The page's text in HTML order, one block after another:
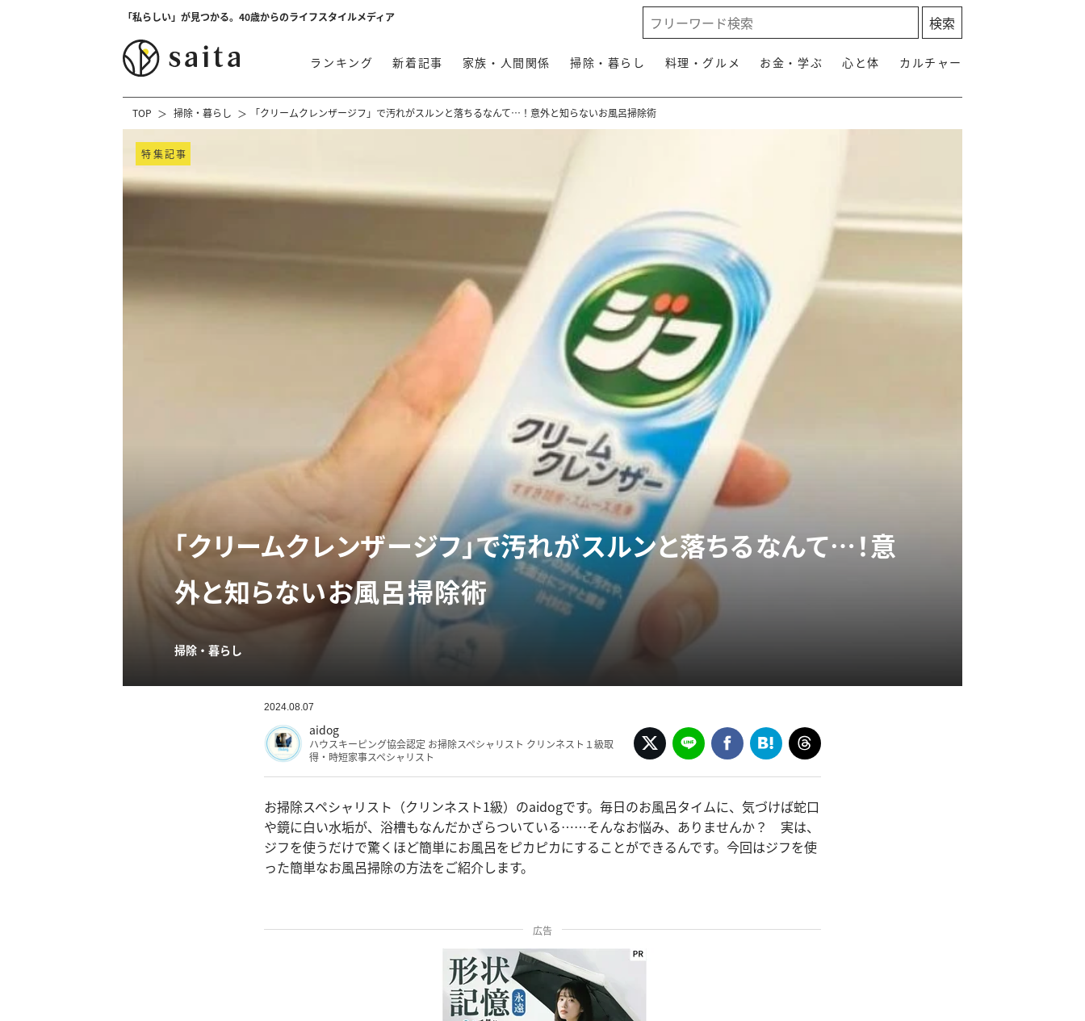
「私らしい」が見つかる。40歳からのライフスタイルメディア
ランキング 新着記事 家族・人間関係 掃除・暮らし 料理・グルメ お金・学ぶ 心と体 カルチャー
TOP 掃除・暮らし 「クリームクレンザージフ」で汚れがスルンと落ちるなんて…！意外と知らないお風呂掃除術
特集記事
「クリームクレンザージフ」で汚れがスルンと落ちるなんて…！意
外と知らないお風呂掃除術
掃除・暮らし
2024.08.07
aidog
ハウスキーピング協会認定 お掃除スペシャリスト クリンネスト１級取
得・時短家事スペシャリスト
お掃除スペシャリスト（クリンネスト1級）のaidogです。毎日のお風呂タイムに、気づけば蛇口
や鏡に白い水垢が、浴槽もなんだかざらついている……そんなお悩み、ありませんか？ 実は、
ジフを使うだけで驚くほど簡単にお風呂をピカピカにすることができるんです。今回はジフを使
った簡単なお風呂掃除の方法をご紹介します。
広告